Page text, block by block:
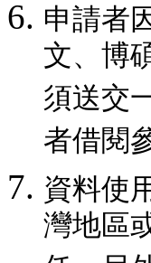
申請者
文、博
須送交
者借閱
資料使
灣地區